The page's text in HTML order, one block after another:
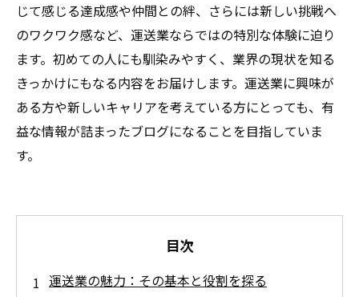
じて感じる達成感や仲間との絆、さらには新しい挑戦へ
のワクワク感など、運送業ならではの特別な体験に迫り
ます。初めての人にも馴染みやすく、業界の現状を知る
きっかけにもなる内容をお届けします。運送業に興味が
ある方や新しいキャリアを考えている方にとっても、有
益な情報が詰まったブログになることを目指していま
す。
目次
運送業の魅力：その基本と役割を探る